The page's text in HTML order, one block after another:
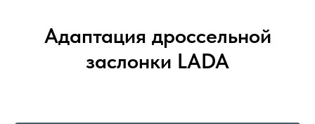
Адаптация дроссельной
заслонки LADA